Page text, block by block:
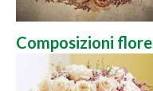
Composizioni